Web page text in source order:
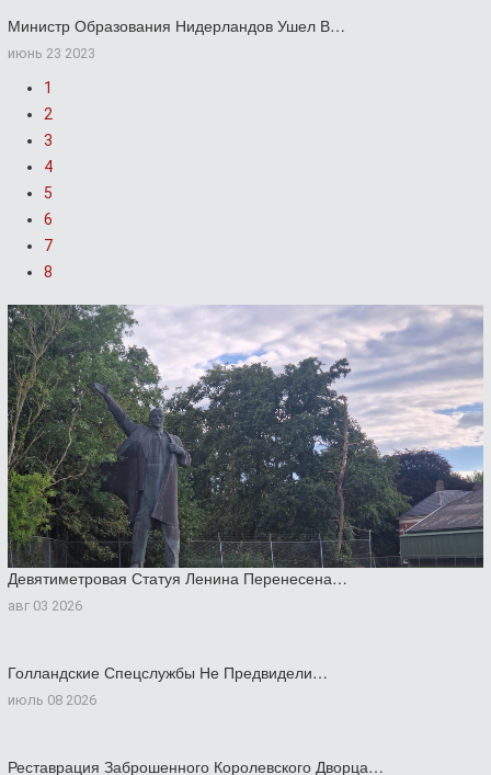
Министр Образования Нидерландов Ушел В…
июнь 23 2023
1
2
3
4
5
6
7
8
Девятиметровая Статуя Ленина Перенесена…
авг 03 2026
Голландские Спецслужбы Не Предвидели…
июль 08 2026
Реставрация Заброшенного Королевского Дворца…